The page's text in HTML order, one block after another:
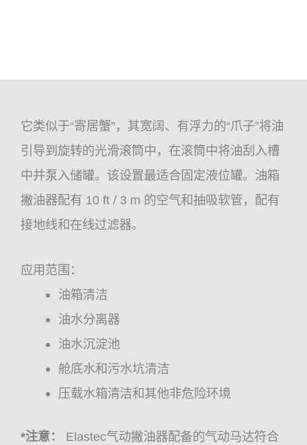
它类似于“寄居蟹”，其宽阔、有浮力的“爪子”将油
引导到旋转的光滑滚筒中，在滚筒中将油刮入槽
中并泵入储罐。该设置最适合固定液位罐。油箱
撇油器配有 10 ft / 3 m 的空气和抽吸软管，配有
接地线和在线过滤器。
应用范围：
油箱清洁
油水分离器
油水沉淀池
舱底水和污水坑清洁
压载水箱清洁和其他非危险环境
*注意：
Elastec气动撇油器配备的气动马达符合